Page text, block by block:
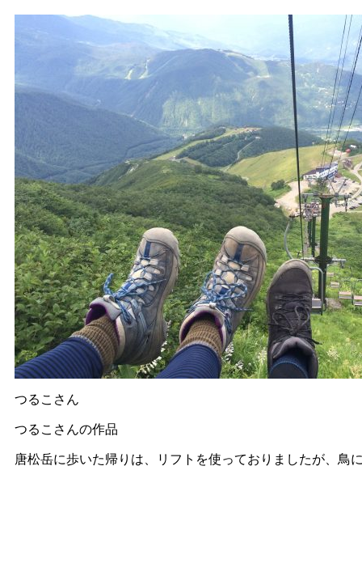
つるこさん
つるこさんの作品
唐松岳に歩いた帰りは、リフトを使っておりましたが、